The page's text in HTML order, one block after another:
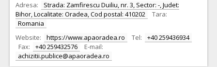
Adresa:
Strada: Zamfirescu Duiliu, nr. 3, Sector: -, Judet:
Bihor, Localitate: Oradea, Cod postal: 410202
Tara:
Romania
Website:
https://www.apaoradea.ro Tel:
+40 259436934
Fax:
+40 259432576
E-mail:
achizitii.publice@apaoradea.ro